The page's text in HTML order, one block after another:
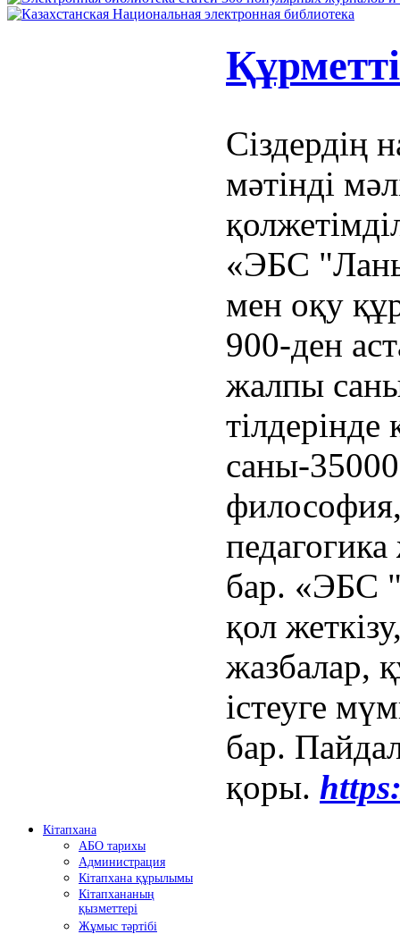
Сіздердің
мәтінді
«ЭБС
мен оқу
900-ден
жалпы
саны-
бар. «ЭБС
қол
жазбалар,
істеуге
бар.
қоры.
Кітапхана
АБО тарихы
Администрация
Кітапхана құрылымы
Кітапхананың
қызметтері
Жұмыс тәртібі